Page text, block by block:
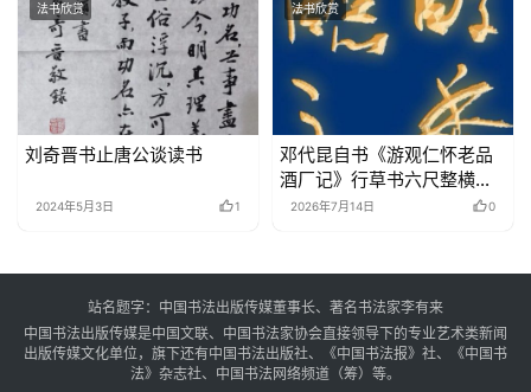
法书欣赏
刘奇晋书止唐公谈读书
2024年5月3日 1
法书欣赏
邓代昆自书《游观仁怀老品
酒厂记》行草书六尺整横幅
欣赏
2026年7月14日 0
站名题字：中国书法出版传媒董事长、著名书法家李有来
中国书法出版传媒是中国文联、中国书法家协会直接领导下的专业艺术类新闻
出版传媒文化单位，旗下还有中国书法出版社、《中国书法报》社、《中国书
法》杂志社、中国书法网络频道（筹）等。